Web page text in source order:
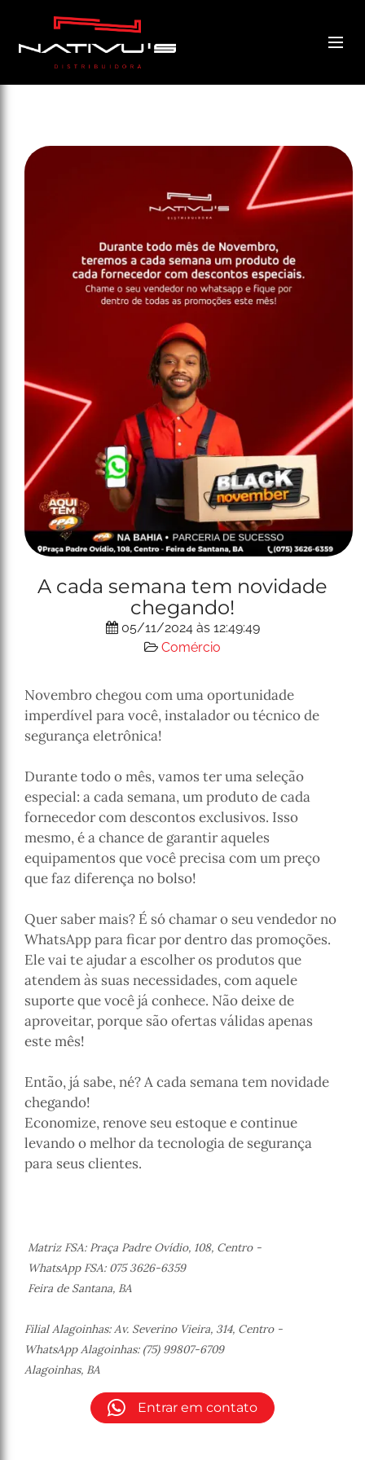
A cada semana tem novidade
chegando!
05/11/2024 às 12:49:49
Comércio
Novembro chegou com uma oportunidade
imperdível para você, instalador ou técnico de
segurança eletrônica!
Durante todo o mês, vamos ter uma seleção
especial: a cada semana, um produto de cada
fornecedor com descontos exclusivos. Isso
mesmo, é a chance de garantir aqueles
equipamentos que você precisa com um preço
que faz diferença no bolso!
Quer saber mais? É só chamar o seu vendedor no
WhatsApp para ficar por dentro das promoções.
Ele vai te ajudar a escolher os produtos que
atendem às suas necessidades, com aquele
suporte que você já conhece. Não deixe de
aproveitar, porque são ofertas válidas apenas
este mês!
Então, já sabe, né? A cada semana tem novidade
chegando!
Economize, renove seu estoque e continue
levando o melhor da tecnologia de segurança
para seus clientes.
Matriz FSA: Praça Padre Ovídio, 108, Centro -
WhatsApp FSA: 075 3626-6359
Feira de Santana, BA
Filial Alagoinhas: Av. Severino Vieira, 314, Centro -
WhatsApp Alagoinhas: (75) 99807-6709
Alagoinhas, BA
Entrar em contato